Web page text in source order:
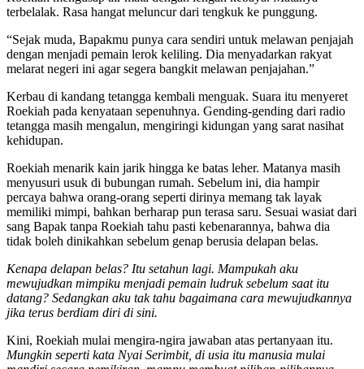
terbelalak. Rasa hangat meluncur dari tengkuk ke punggung.
“Sejak muda, Bapakmu punya cara sendiri untuk melawan penjajah
dengan menjadi pemain lerok keliling. Dia menyadarkan rakyat
melarat negeri ini agar segera bangkit melawan penjajahan.”
Kerbau di kandang tetangga kembali menguak. Suara itu menyeret
Roekiah pada kenyataan sepenuhnya. Gending-gending dari radio
tetangga masih mengalun, mengiringi kidungan yang sarat nasihat
kehidupan.
Roekiah menarik kain jarik hingga ke batas leher. Matanya masih
menyusuri usuk di bubungan rumah. Sebelum ini, dia hampir
percaya bahwa orang-orang seperti dirinya memang tak layak
memiliki mimpi, bahkan berharap pun terasa saru. Sesuai wasiat dari
sang Bapak tanpa Roekiah tahu pasti kebenarannya, bahwa dia
tidak boleh dinikahkan sebelum genap berusia delapan belas.
Kenapa delapan belas? Itu setahun lagi. Mampukah aku
mewujudkan mimpiku menjadi pemain ludruk sebelum saat itu
datang? Sedangkan aku tak tahu bagaimana cara mewujudkannya
jika terus berdiam diri di sini.
Kini, Roekiah mulai mengira-ngira jawaban atas pertanyaan itu.
Mungkin seperti kata Nyai Serimbit, di usia itu manusia mulai